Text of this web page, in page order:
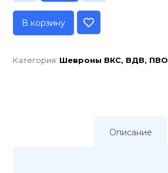
В корзину
Категория: Шевроны ВКС, ВДВ, ПВО
Описание